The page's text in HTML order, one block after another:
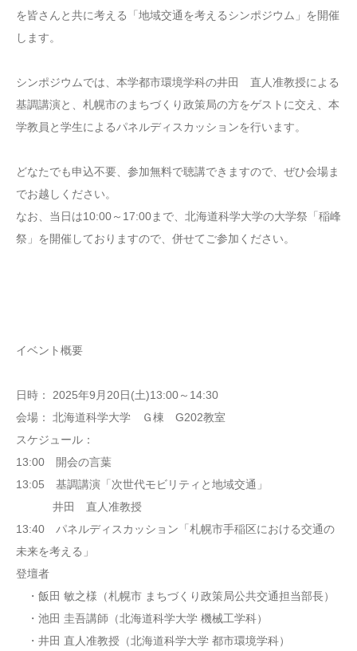
を皆さんと共に考える「地域交通を考えるシンポジウム」を開催
します。
シンポジウムでは、本学都市環境学科の井田 直人准教授による
基調講演と、札幌市のまちづくり政策局の方をゲストに交え、本
学教員と学生によるパネルディスカッションを行います。
どなたでも申込不要、参加無料で聴講できますので、ぜひ会場ま
でお越しください。
なお、当日は10:00～17:00まで、北海道科学大学の大学祭「稲峰
祭」を開催しておりますので、併せてご参加ください。
イベント概要
日時： 2025年9月20日(土)13:00～14:30
会場： 北海道科学大学 Ｇ棟 G202教室
スケジュール：
13:00 開会の言葉
13:05 基調講演「次世代モビリティと地域交通」
井田 直人准教授
13:40 パネルディスカッション「札幌市手稲区における交通の
未来を考える」
登壇者
・飯田 敏之様（札幌市 まちづくり政策局公共交通担当部長）
・池田 圭吾講師（北海道科学大学 機械工学科）
・井田 直人准教授（北海道科学大学 都市環境学科）